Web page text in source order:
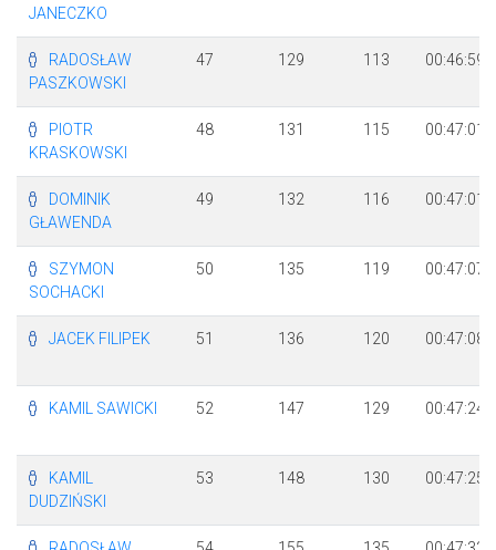
JANECZKO
RADOSŁAW
PASZKOWSKI
47 129 113 00:46:59
PIOTR
KRASKOWSKI
48 131 115 00:47:01
DOMINIK
GŁAWENDA
49 132 116 00:47:01
SZYMON
SOCHACKI
50 135 119 00:47:07
JACEK FILIPEK 51 136 120 00:47:08
KAMIL SAWICKI 52 147 129 00:47:24
KAMIL
DUDZIŃSKI
53 148 130 00:47:25